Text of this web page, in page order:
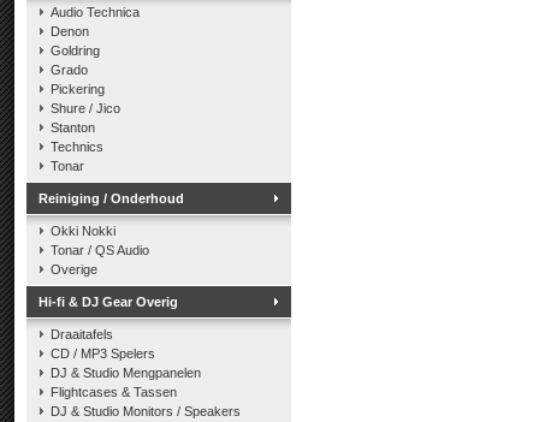
Audio Technica
Denon
Goldring
Grado
Pickering
Shure / Jico
Stanton
Technics
Tonar
Reiniging / Onderhoud
Okki Nokki
Tonar / QS Audio
Overige
Hi-fi & DJ Gear Overig
Draaitafels
CD / MP3 Spelers
DJ & Studio Mengpanelen
Flightcases & Tassen
DJ & Studio Monitors / Speakers